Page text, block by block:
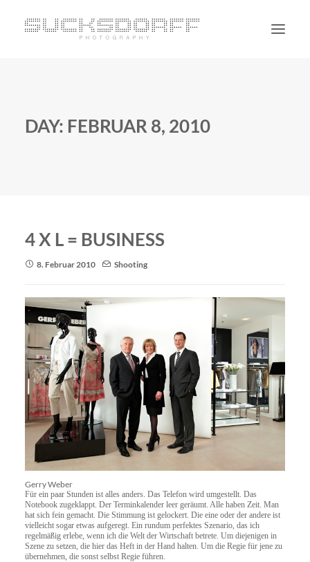
DAY: FEBRUAR 8, 2010
4 X L = BUSINESS
8. Februar 2010 Shooting
Gerry Weber
Für ein paar Stunden ist alles anders. Das Telefon wird umgestellt. Das
Notebook zugeklappt. Der Terminkalender leer geräumt. Alle haben Zeit. Man
hat sich fein gemacht. Die Stimmung ist gelockert. Die eine oder der andere ist
vielleicht sogar etwas aufgeregt. Ein rundum perfektes Szenario, das ich
regelmäßig erlebe, wenn ich die Welt der Wirtschaft betrete. Um diejenigen in
Szene zu setzen, die hier das Heft in der Hand halten. Um die Regie für jene zu
übernehmen, die sonst selbst Regie führen.